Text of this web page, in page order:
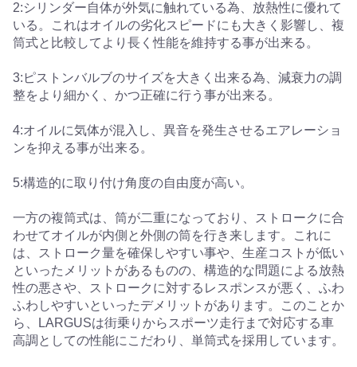
2:シリンダー自体が外気に触れている為、放熱性に優れて
いる。これはオイルの劣化スピードにも大きく影響し、複
筒式と比較してより長く性能を維持する事が出来る。
3:ピストンバルブのサイズを大きく出来る為、減衰力の調
整をより細かく、かつ正確に行う事が出来る。
4:オイルに気体が混入し、異音を発生させるエアレーショ
ンを抑える事が出来る。
5:構造的に取り付け角度の自由度が高い。
一方の複筒式は、筒が二重になっており、ストロークに合
わせてオイルが内側と外側の筒を行き来します。これに
は、ストローク量を確保しやすい事や、生産コストが低い
といったメリットがあるものの、構造的な問題による放熱
性の悪さや、ストロークに対するレスポンスが悪く、ふわ
ふわしやすいといったデメリットがあります。このことか
ら、LARGUSは街乗りからスポーツ走行まで対応する車
高調としての性能にこだわり、単筒式を採用しています。